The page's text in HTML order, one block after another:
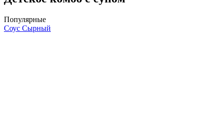
Популярные
Соус Сырный